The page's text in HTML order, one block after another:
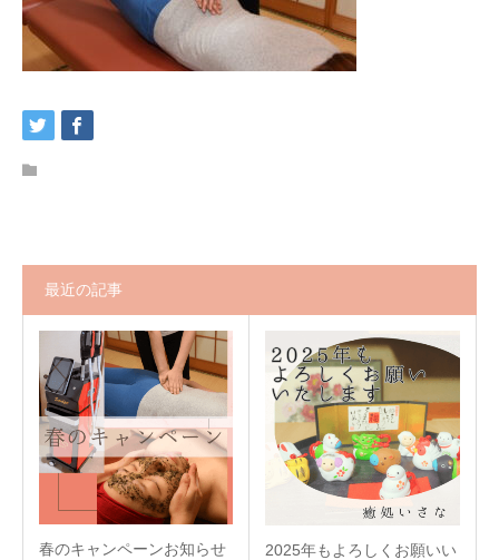
最近の記事
春のキャンペーンお知らせ
2025年もよろしくお願いい
お問合せ
WEB予約